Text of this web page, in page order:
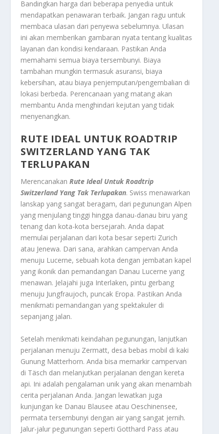
Bandingkan harga dari beberapa penyedia untuk
mendapatkan penawaran terbaik. Jangan ragu untuk
membaca ulasan dari penyewa sebelumnya. Ulasan
ini akan memberikan gambaran nyata tentang kualitas
layanan dan kondisi kendaraan. Pastikan Anda
memahami semua biaya tersembunyi. Biaya
tambahan mungkin termasuk asuransi, biaya
kebersihan, atau biaya penjemputan/pengembalian di
lokasi berbeda. Perencanaan yang matang akan
membantu Anda menghindari kejutan yang tidak
menyenangkan.
RUTE IDEAL UNTUK ROADTRIP
SWITZERLAND YANG TAK
TERLUPAKAN
MerencanakanRute Ideal Untuk Roadtrip
Switzerland Yang Tak Terlupakan. Swiss menawarkan
lanskap yang sangat beragam, dari pegunungan Alpen
yang menjulang tinggi hingga danau-danau biru yang
tenang dan kota-kota bersejarah. Anda dapat
memulai perjalanan dari kota besar seperti Zurich
atau Jenewa. Dari sana, arahkan campervan Anda
menuju Lucerne, sebuah kota dengan jembatan kapel
yang ikonik dan pemandangan Danau Lucerne yang
menawan. Jelajahi juga Interlaken, pintu gerbang
menuju Jungfraujoch, puncak Eropa. Pastikan Anda
menikmati pemandangan yang spektakuler di
sepanjang jalan.
Setelah menikmati keindahan pegunungan, lanjutkan
perjalanan menuju Zermatt, desa bebas mobil di kaki
Gunung Matterhorn. Anda bisa memarkir campervan
di Täsch dan melanjutkan perjalanan dengan kereta
api. Ini adalah pengalaman unik yang akan menambah
cerita perjalanan Anda. Jangan lewatkan juga
kunjungan ke Danau Blausee atau Oeschinensee,
permata tersembunyi dengan air yang sangat jernih.
Jalur-jalur pegunungan seperti Gotthard Pass atau